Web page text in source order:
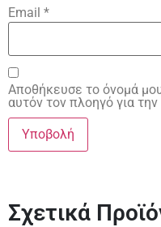
Email *
Αποθήκευσε το όνομά
αυτόν τον πλοηγό για
Σχετικά